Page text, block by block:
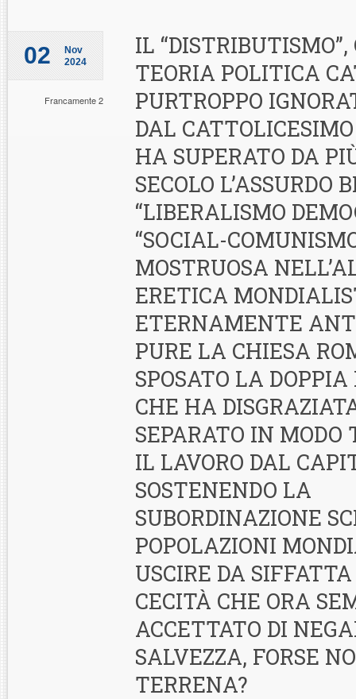
02
Nov
2024
Francamente 2
IL
TEORIA POLITICA
PURTROPPO
DAL
HA SUPERATO DA
SECOLO L’ASSURDO
“LIBERALISMO
“SOCIAL-
MOSTRUOSA
ERETICA
ETERNAMENTE
PURE LA CHIESA
SPOSATO LA
CHE HA
SEPARATO IN MODO
IL LAVORO DAL
SOSTENENDO LA
SUBORDINAZIONE
POPOLAZIONI
USCIRE DA
CECITÀ CHE ORA
ACCETTATO DI
SALVEZZA, FORSE
TERRENA?